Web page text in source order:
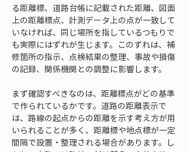
る距離標、道路台帳に記載された距離、図面
上の距離標点、計測データ上の点が一致して
いなければ、同じ場所を指しているつもりで
も実際にはずれが生じます。このずれは、補
修箇所の指示、点検結果の整理、事故や損傷
の記録、関係機関との調整に影響します。
まず確認すべきなのは、距離標点がどの基準
で作られているかです。道路の距離表示で
は、路線の起点からの距離を示す考え方が用
いられることが多く、距離標や地点標が一定
間隔で設置・整理される場合があります。し